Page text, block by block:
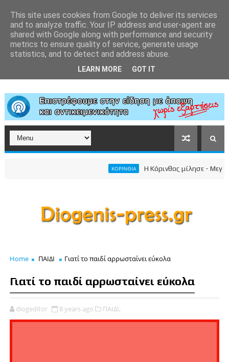
ΚΟΡΙΝΘΙΑ Η Κόρινθος μίλησε -
Home ΠΑΙΔΙ Γιατί το παιδί αρρωσταίνει εύκολα
Γιατί το παιδί αρρωσταίνει εύκολα
diogeditor 8 years ago ΠΑΙΔΙ,
This site uses cookies from Google to deliver its services
and to analyze traffic. Your IP address and user-agent are
shared with Google along with performance and security
metrics to ensure quality of service, generate usage
statistics, and to detect and address abuse.
LEARN MORE GOT IT